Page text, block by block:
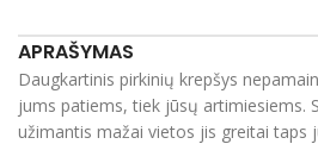
APRAŠYMAS
Daugkartinis pirkinių krepšys
jums patiems, tiek jūsų artimiesiems.
užimantis mažai vietos jis greitai taps